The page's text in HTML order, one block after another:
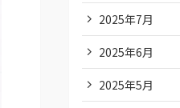
2025年7月
2025年6月
2025年5月